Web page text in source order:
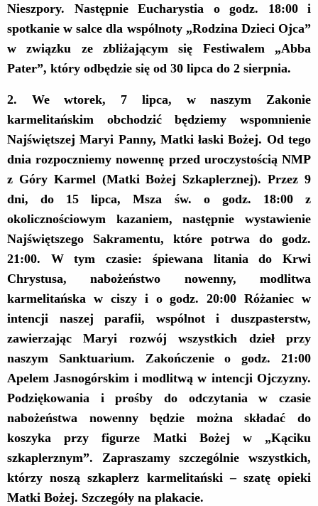
Nieszpory. Następnie Eucharystia o godz. 18:00 i
spotkanie w salce dla wspólnoty „Rodzina Dzieci Ojca”
w związku ze zbliżającym się Festiwalem „Abba
Pater”, który odbędzie się od 30 lipca do 2 sierpnia.
2. We wtorek, 7 lipca, w naszym Zakonie
karmelitańskim obchodzić będziemy wspomnienie
Najświętszej Maryi Panny, Matki łaski Bożej. Odtego
dnia rozpoczniemy nowennę przed uroczystością NMP
z Góry Karmel (Matki Bożej Szkaplerznej). Przez 9
dni, do 15 lipca, Msza św. o godz. 18:00 z
okolicznościowym kazaniem, następnie wystawienie
Najświętszego Sakramentu, które potrwa do godz.
21:00. W tym czasie: śpiewana litania do Krwi
Chrystusa, nabożeństwo nowenny, modlitwa
karmelitańska w ciszy i o godz. 20:00 Różaniec w
intencji naszej parafii, wspólnot i duszpasterstw,
zawierzając Maryi rozwój wszystkich dzieł przy
naszym Sanktuarium. Zakończenie o godz. 21:00
Apelem Jasnogórskim i modlitwą w intencji Ojczyzny.
Podziękowania i prośby do odczytania w czasie
nabożeństwa nowennybędzie możnaskładać do
koszyka przy figurze Matki Bożej w „Kąciku
szkaplerznym”. Zapraszamy szczególnie wszystkich,
którzy noszą szkaplerz karmelitański – szatę opieki
Matki Bożej. Szczegóły na plakacie.